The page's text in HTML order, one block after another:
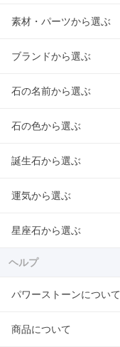
素材・パーツから選ぶ
ブランドから選ぶ
石の名前から選ぶ
石の色から選ぶ
誕生石から選ぶ
運気から選ぶ
星座石から選ぶ
ヘルプ
パワーストーンについて
商品について